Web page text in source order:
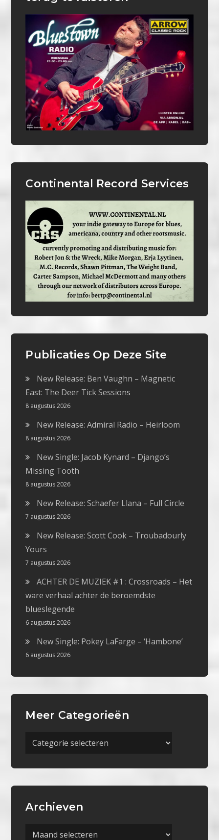
Continental Record Services
Publicaties Op Deze Site
New Release: Ben Vaughn – Magnetic
East: The Deer Tick Sessions
8 augustus 2026
New Release: Admiral Radio – Heirloom
8 augustus 2026
New Single: Jacob Kynard – Django’s
Missing Tooth
8 augustus 2026
New Release: Schaefer Llana – Full Circle
7 augustus 2026
New Release: Scott Cook – Troubadourly
Yours
7 augustus 2026
ACHTER DE MUZIEK #1 : Crossroads – Het
ware verhaal achter de beroemdste
blueslegende
6 augustus 2026
New Single: Pokey LaFarge – ‘Hambone’
6 augustus 2026
Meer Categorieën
Meer
Archieven
Archieven